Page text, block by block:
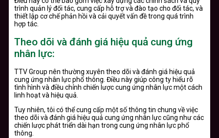
trình quản lý đối tác, cung cấp hỗ trợ và đào tạo cho đối tác, và
thiết lập cơ chế phản hồi và cải quyết vấn đề trong quá trình
hợp tác.
Theo dõi và đánh giá hiệu quả cung ứng
nhân lực:
TTV Group nên thường xuyên theo dõi và đánh giá hiệu quả
cung ứng nhân lực phổ thông. Điều này giúp công ty hiểu rõ
tình hình và điều chỉnh chiến lược cung ứng nhân lực một cách
linh hoạt và hiệu quả.
Tuy nhiên, tôi có thể cung cấp một số thông tin chung về việc
theo dõi và đánh giá hiệu quả cung ứng nhân lực cũng như các
chiến lược phát triển dài hạn trong cung ứng nhân lực phổ
thông.